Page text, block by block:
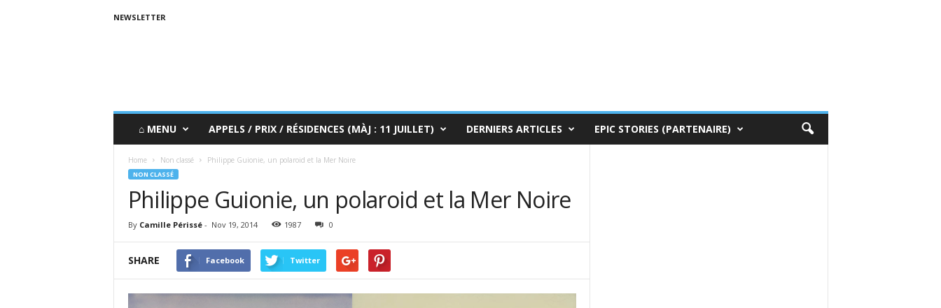
NEWSLETTER
⌂ MENU APPELS / PRIX / RÉSIDENCES (MÀJ : 11 JUILLET) DERNIERS ARTICLES EPIC STORIES (PARTENAIRE)
Home Non classé Philippe Guionie, un polaroid et la Mer Noire
NON CLASSÉ
Philippe Guionie, un polaroid et la Mer Noire
By Camille Périssé- Nov 19, 2014 1987 0
SHARE Facebook Twitter